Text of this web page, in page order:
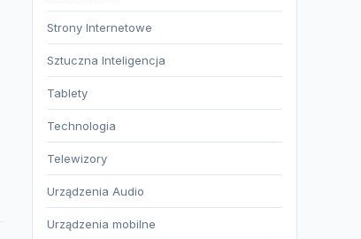
Strony Internetowe
Sztuczna Inteligencja
Tablety
Technologia
Telewizory
Urządzenia Audio
Urządzenia mobilne